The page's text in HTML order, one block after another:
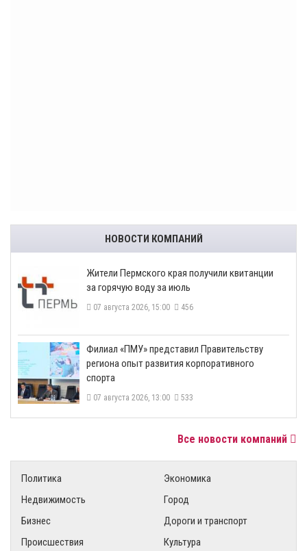
НОВОСТИ КОМПАНИЙ
​Жители Пермского края получили квитанции
за горячую воду за июль
07 августа 2026, 15:00 456
​Филиал «ПМУ» представил Правительству
региона опыт развития корпоративного
спорта
07 августа 2026, 13:00 533
Все новости компаний
Политика
Экономика
Недвижимость
Город
Бизнес
Дороги и транспорт
Происшествия
Культура